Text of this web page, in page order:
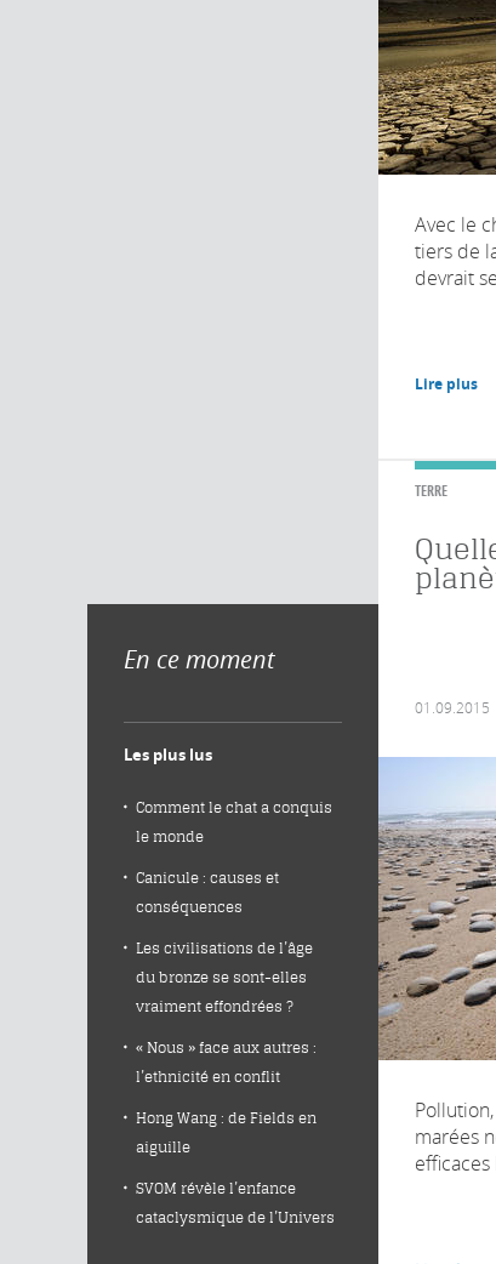
Avec le
tiers de
devrait
Lire plus
TERRE
01.09.2015
marées
En ce moment
Les plus lus
Comment le chat a conquis
le monde
Canicule : causes et
conséquences
Les civilisations de l’âge
du bronze se sont-elles
vraiment effondrées ?
« Nous » face aux autres :
l’ethnicité en conflit
Hong Wang : de Fields en
aiguille
SVOM révèle l’enfance
cataclysmique de l’Univers